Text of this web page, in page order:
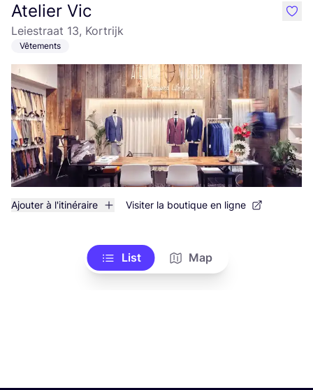
Atelier Vic
Leiestraat 13, Kortrijk
Vêtements
Ajouter à l'itinéraire Visiter la boutique en ligne
like
List Map